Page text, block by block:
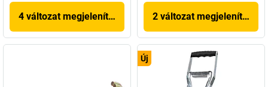
4 változat megjelenítése 2 változat megjelenítése
Új